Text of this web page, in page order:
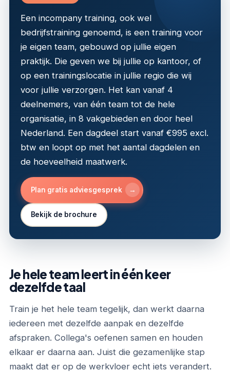
Een incompany training, ook wel
bedrijfstraining genoemd, is een training voor
je eigen team, gebouwd op jullie eigen
praktijk. Die geven we bij jullie op kantoor, of
op een trainingslocatie in jullie regio die wij
voor jullie verzorgen. Het kan vanaf 4
deelnemers, van één team tot de hele
organisatie, in 8 vakgebieden en door heel
Nederland. Een dagdeel start vanaf €995 excl.
btw en loopt op met het aantal dagdelen en
de hoeveelheid maatwerk.
Plan gratis adviesgesprek →
Bekijk de brochure
Je hele team leert in één keer
dezelfde taal
Train je het hele team tegelijk, dan werkt daarna
iedereen met dezelfde aanpak en dezelfde
afspraken. Collega's oefenen samen en houden
elkaar er daarna aan. Juist die gezamenlijke stap
maakt dat er op de werkvloer echt iets verandert.